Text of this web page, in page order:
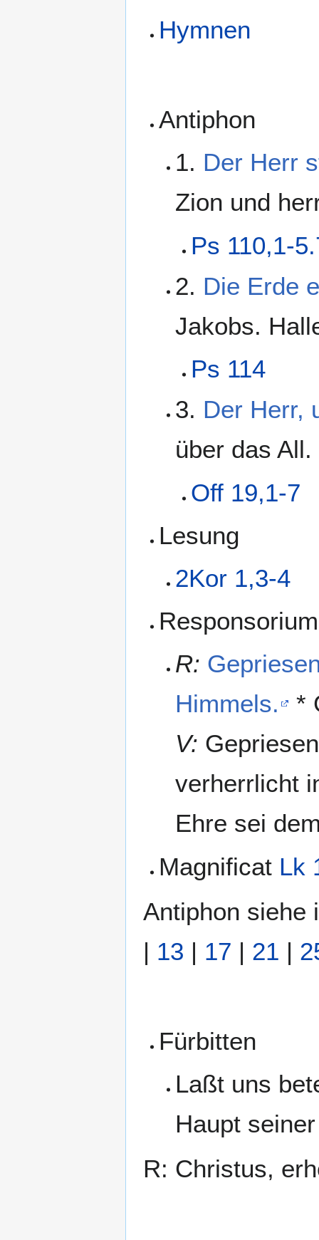
Hymnen
Antiphon
1. Der Herr
Zion und
Ps 110,1-
2. Die Erde
Jakobs.
Ps 114
3. Der Herr,
über das
Off 19,1-7
Lesung
2Kor 1,3-4
Responsorium
R:
Himmels.
*
V:
verherrlicht
Ehre sei
Magnificat Lk
Antiphon siehe
| 13 | 17 | 21 |
Fürbitten
Laßt uns
Haupt
R: Christus,